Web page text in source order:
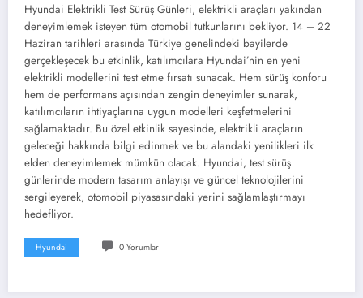
Hyundai Elektrikli Test Sürüş Günleri, elektrikli araçları yakından
deneyimlemek isteyen tüm otomobil tutkunlarını bekliyor. 14 – 22
Haziran tarihleri arasında Türkiye genelindeki bayilerde
gerçekleşecek bu etkinlik, katılımcılara Hyundai’nin en yeni
elektrikli modellerini test etme fırsatı sunacak. Hem sürüş konforu
hem de performans açısından zengin deneyimler sunarak,
katılımcıların ihtiyaçlarına uygun modelleri keşfetmelerini
sağlamaktadır. Bu özel etkinlik sayesinde, elektrikli araçların
geleceği hakkında bilgi edinmek ve bu alandaki yenilikleri ilk
elden deneyimlemek mümkün olacak. Hyundai, test sürüş
günlerinde modern tasarım anlayışı ve güncel teknolojilerini
sergileyerek, otomobil piyasasındaki yerini sağlamlaştırmayı
hedefliyor.
Hyundai 0 Yorumlar